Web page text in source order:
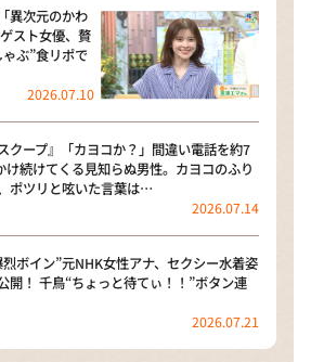
異次元のかわ
スト女優、贅
ぶ”食リポで
2026.07.10
クープ』「カヨコか？」間違い電話を約7
続けてくる見知らぬ男性。カヨコのふり
ポツリと呟いた言葉は…
2026.07.14
烈ボイン”元NHK女性アナ、セクシー水着姿
開！ 千鳥“ちょっと待てぃ！！”ボタン連
2026.07.21